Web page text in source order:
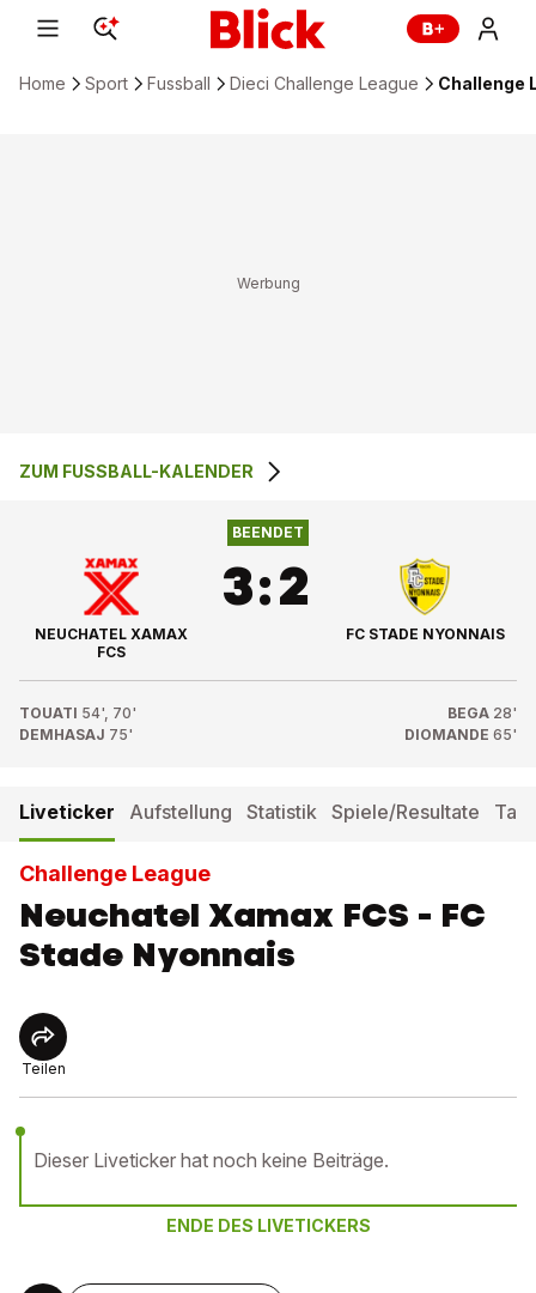
Home Sport Fussball Dieci Challenge League Challenge
NEUCHATEL XAMAX
3 :2
ZUM FUSSBALL-KALENDER
NEUCHATEL XAMAX
FCS
BEENDET
3:2
FC STADE NYONNAIS
TOUATI 54', 70'
DEMHASAJ 75'
BEGA 28'
DIOMANDE 65'
Liveticker Aufstellung Statistik Spiele/Resultate
Challenge League
Neuchatel Xamax FCS - FC
Stade Nyonnais
Teilen
Dieser Liveticker hat noch keine Beiträge.
ENDE DES LIVETICKERS